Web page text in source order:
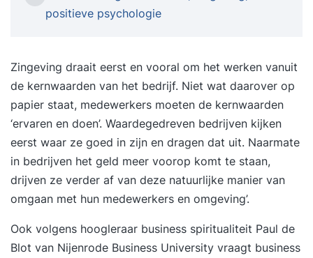
en kwaliteit in je leven, als dingen niet gaan zoals
je wilt, als je je potentieel volledig wilt benutten,
zoekt, dan is Training de Duik iets voor jou.Je
werkelijke drijfveren boven water Training de
Duik is erop gericht om jou beter zicht te bieden
op wat je werkelijke drijfveren zijn. Om helder te
krijgen wat je echt wilt in het leven, te ervaren
wat belangrijk is voor jou. Je zult je eigen kracht
en potentieel ontdekken om je leven op jouw
manier vorm te geven en authentiek, autonoom
en vrij te leven.Ervaringsgerichte aanpak De Duik
is ontwikkeld in 2008 op basis van tientallen
jaren ervaring en ontwikkeling op het gebied van
positieve psychologie
Zingeving draait eerst en vooral om het werken vanuit
de kernwaarden van het bedrijf. Niet wat daarover op
papier staat, medewerkers moeten de kernwaarden
‘ervaren en doen’. Waardegedreven bedrijven kijken
eerst waar ze goed in zijn en dragen dat uit. Naarmate
in bedrijven het geld meer voorop komt te staan,
drijven ze verder af van deze natuurlijke manier van
omgaan met hun medewerkers en omgeving’.
Ook volgens hoogleraar business spiritualiteit Paul de
Blot van Nijenrode Business University vraagt business